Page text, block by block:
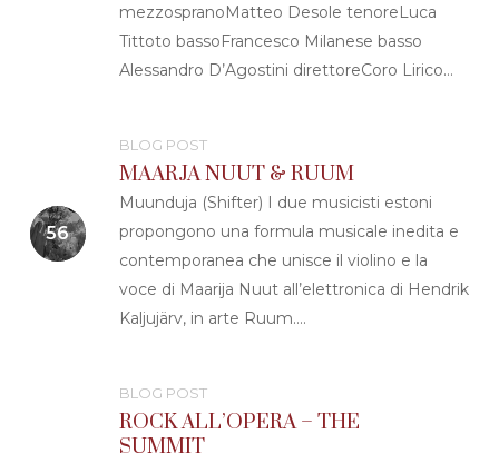
mezzospranoMatteo Desole tenoreLuca
Tittoto bassoFrancesco Milanese basso
Alessandro D’Agostini direttoreCoro Lirico…
MAARJA NUUT & RUUM
BLOG POST
Muunduja (Shifter) I due musicisti estoni
propongono una formula musicale inedita e
contemporanea che unisce il violino e la
voce di Maarija Nuut all’elettronica di Hendrik
Kaljujärv, in arte Ruum….
ROCK ALL’OPERA – THE
SUMMIT
BLOG POST